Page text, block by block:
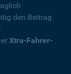
den Beitrag
Xtra-Fahrer-